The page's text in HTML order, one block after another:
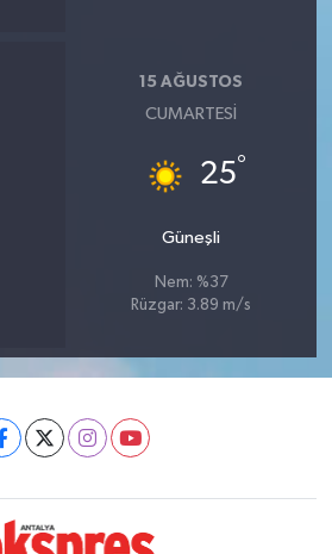
15 AĞUSTOS
CUMARTESI
25°
Güneşli
Nem: %37
Rüzgar: 3.89 m/s